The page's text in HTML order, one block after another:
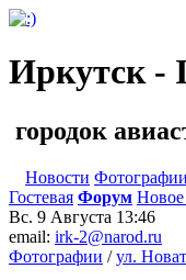
Иркутск -
городок
Новости Фотографии
Гостевая Форум Новое
Вс. 9 Августа 13:46
email: irk-2@narod.ru
Фотографии /ул.